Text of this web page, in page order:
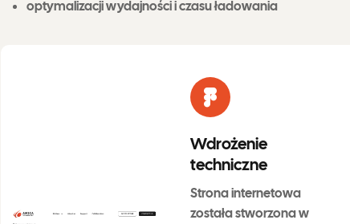
optymalizacji wydajności i czasu ładowania
Wdrożenie
techniczne
Strona internetowa
została stworzona w